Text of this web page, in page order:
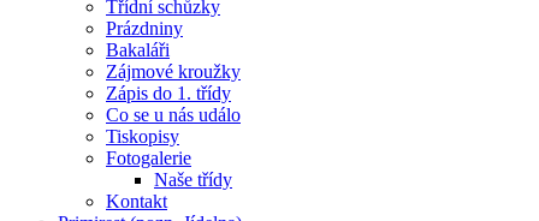
Třídní schůzky
Prázdniny
Bakaláři
Zájmové kroužky
Zápis do 1. třídy
Co se u nás událo
Tiskopisy
Fotogalerie
Naše třídy
Kontakt